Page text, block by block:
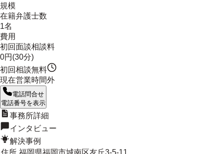
規模
在籍弁護士数
1名
費用
初回面談相談料
0円(30分)
初回相談無料
現在営業時間外
電話問合せ
電話番号を表示
事務所詳細
インタビュー
解決事例
住所 福岡県福岡市城南区友丘3-5-11